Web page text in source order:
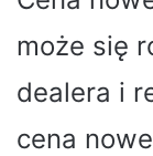
może się
dealera i
cena